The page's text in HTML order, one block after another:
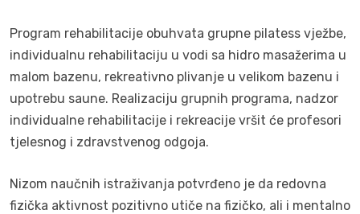
Program rehabilitacije obuhvata grupne pilatess vježbe,
individualnu rehabilitaciju u vodi sa hidro masažerima u
malom bazenu, rekreativno plivanje u velikom bazenu i
upotrebu saune. Realizaciju grupnih programa, nadzor
individualne rehabilitacije i rekreacije vršit će profesori
tjelesnog i zdravstvenog odgoja.
Nizom naučnih istraživanja potvrđeno je da redovna
fizička aktivnost pozitivno utiče na fizičko, ali i mentalno